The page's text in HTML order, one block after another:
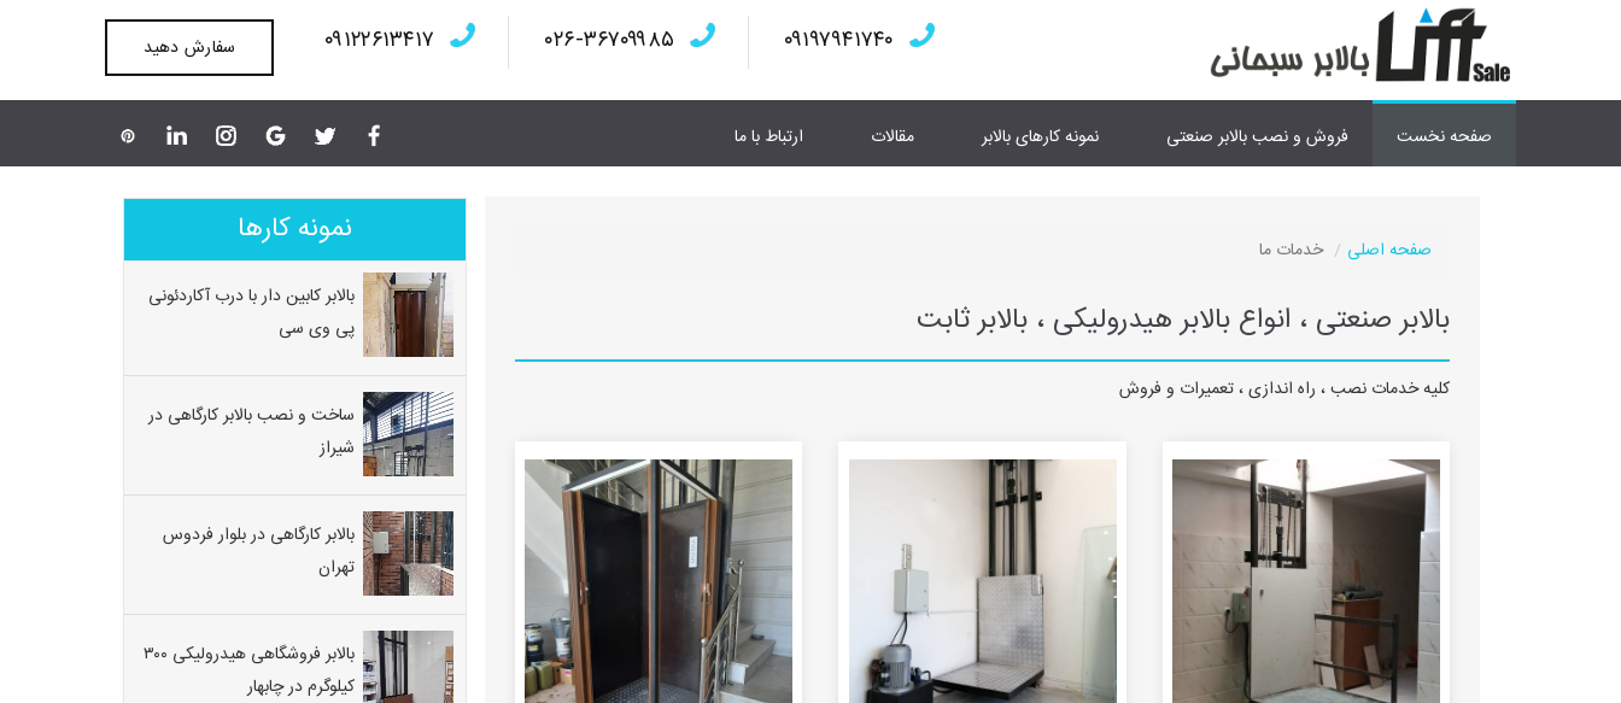
۰۹۱۹۷۹۴۱۷۴۰ ۰۲۶-۳۶۷۰۹۹۸۵ ۰۹۱۲۲۶۱۳۴۱۷ سفارش دهید
صفحه نخست فروش و نصب بالابر صنعتی نمونه کارهای بالابر مقالات ارتباط با ما
صفحه اصلی خدمات ما
بالابر صنعتی ، انواع بالابر هیدرولیکی ، بالابر ثابت
کلیه خدمات نصب ، راه اندازی ، تعمیرات و فروش
نمونه کارها
بالابر کابین دار با درب آکاردئونی
پی وی سی
ساخت و نصب بالابر کارگاهی در
شیراز
بالابر کارگاهی در بلوار فردوس
تهران
بالابر فروشگاهی هیدرولیکی ۳۰۰
کیلوگرم در چابهار